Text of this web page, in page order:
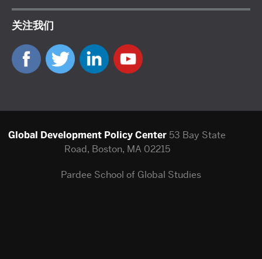
关注我们
Global Development Policy Center 53 Bay State
Road, Boston, MA 02215
Pardee School of Global Studies